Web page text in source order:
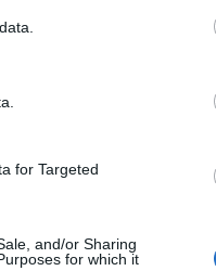
for Targeted
and/or Sharing
for which it
Sen är jag jävligt
inte nog med att den
svenska marknaden.
i svensk
med att skruva